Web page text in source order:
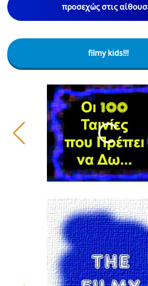
προσεχώς στις
filmy kids!!!